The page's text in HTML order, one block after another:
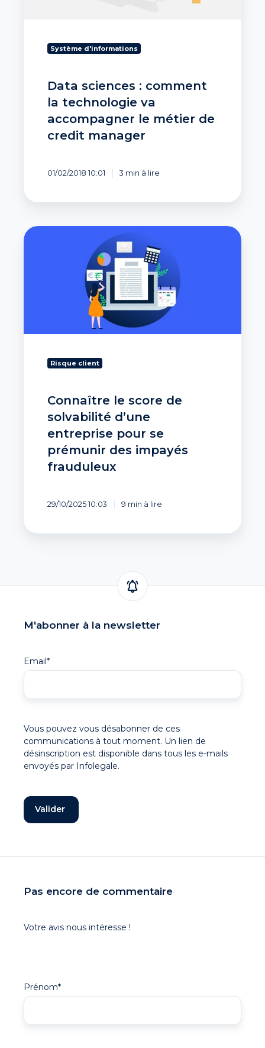
Système d'informations
Data sciences : comment
la technologie va
accompagner le métier de
credit manager
01/02/2018 10:01 3 min à lire
Connaître
impayés
Risque client
Connaître le score de
solvabilité d’une
entreprise pour se
prémunir des impayés
frauduleux
29/10/2025 10:03 9 min à lire
M'abonner à la newsletter
Email *
Vous pouvez vous désabonner de ces
communications à tout moment. Un lien de
désinscription est disponible dans tous les e-mails
envoyés par Infolegale.
Pas encore de commentaire
Votre avis nous intéresse !
Prénom*